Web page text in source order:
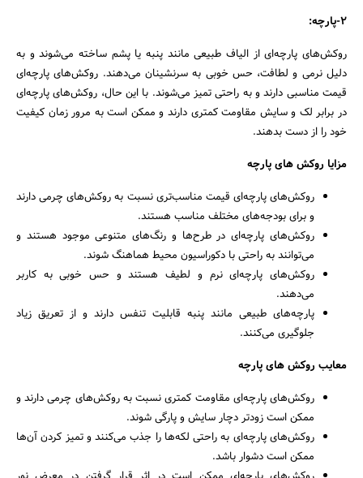
2-پارچه:
روکش‌های پارچه‌ای از الیاف طبیعی مانند پنبه یا پشم ساخته می‌شوند و به
دلیل نرمی و لطافت، حس خوبی به سرنشینان می‌دهند. روکش‌های پارچه‌ای
قیمت مناسبی دارند و به راحتی تمیز می‌شوند. با این حال، روکش‌های پارچه‌ای
در برابر لک و سایش مقاومت کمتری دارند و ممکن است به مرور زمان کیفیت
خود را از دست بدهند.
مزایا روکش های پارچه
روکش‌های پارچه‌ای قیمت مناسب‌تری نسبت به روکش‌های چرمی دارند
و برای بودجه‌های مختلف مناسب هستند.
روکش‌های پارچه‌ای در طرح‌ها و رنگ‌های متنوعی موجود هستند و
می‌توانند به راحتی با دکوراسیون محیط هماهنگ شوند.
روکش‌های پارچه‌ای نرم و لطیف هستند و حس خوبی به کاربر
می‌دهند.
پارچه‌های طبیعی مانند پنبه قابلیت تنفس دارند و از تعریق زیاد
جلوگیری می‌کنند.
معایب روکش های پارچه
روکش‌های پارچه‌ای مقاومت کمتری نسبت به روکش‌های چرمی دارند و
ممکن است زودتر دچار سایش و پارگی شوند.
روکش‌های پارچه‌ای به راحتی لکه‌ها را جذب می‌کنند و تمیز کردن آن‌ها
ممکن است دشوار باشد.